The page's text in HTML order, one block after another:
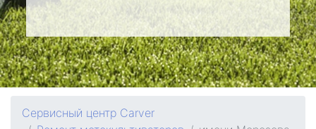
Сервисный центр Carver